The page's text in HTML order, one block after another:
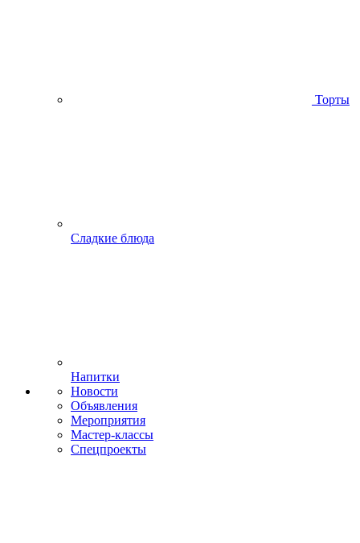
Торты
Сладкие блюда
Напитки
Новости
Объявления
Мероприятия
Мастер-классы
Спецпроекты